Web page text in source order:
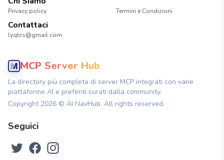
Privacy policy Termini e Condizioni
Contattaci
lyqtzs@gmail.com
MCP Server Hub
La directory più completa di server MCP integrati con varie
piattaforme AI e preferiti curati dalla community.
Copyright 2026 © AI NavHub. All rights reserved.
Seguici